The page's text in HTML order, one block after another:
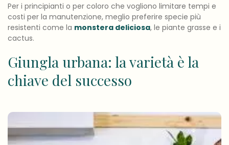
Per i principianti o per coloro che vogliono limitare tempi e
costi per la manutenzione, meglio preferire specie più
resistenti come la monstera deliciosa, le piante grasse e i
cactus.
Giungla urbana: la varietà è la
chiave del successo